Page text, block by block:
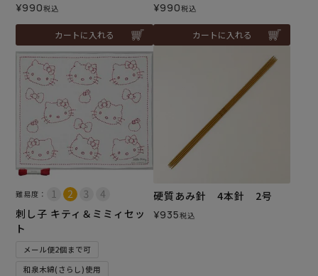
¥990税込
カートに入れる
¥990税込
カートに入れる
難易度：
刺し子 キティ＆ミミィセッ
ト
メール便2個まで可
和泉木綿(さらし)使用
硬質あみ針 4本針 2号
¥935税込